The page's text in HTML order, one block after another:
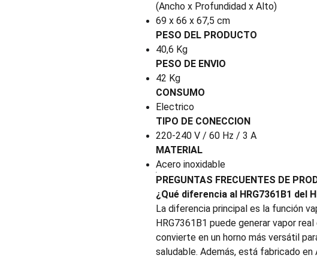
(Ancho x Profundidad x Alto)
69 x 66 x 67,5 cm
PESO DEL PRODUCTO
40,6 Kg
PESO DE ENVIO
42 Kg
CONSUMO
Electrico
TIPO DE CONECCION
220-240 V / 60 Hz / 3 A
MATERIAL
Acero inoxidable
PREGUNTAS FRECUENTES DE
¿Qué diferencia al HRG7361B1 del
La diferencia principal es la función
HRG7361B1 puede generar vapor
convierte en un horno más versátil
saludable. Además, está fabricado en